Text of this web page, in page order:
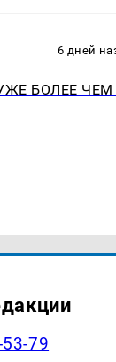
6 дней
БОЛЕЕ ЧЕМ
79